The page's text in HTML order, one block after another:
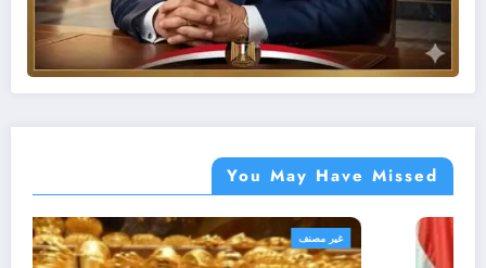
You May Have Missed
أهم الأخبار غير مصنف مصر